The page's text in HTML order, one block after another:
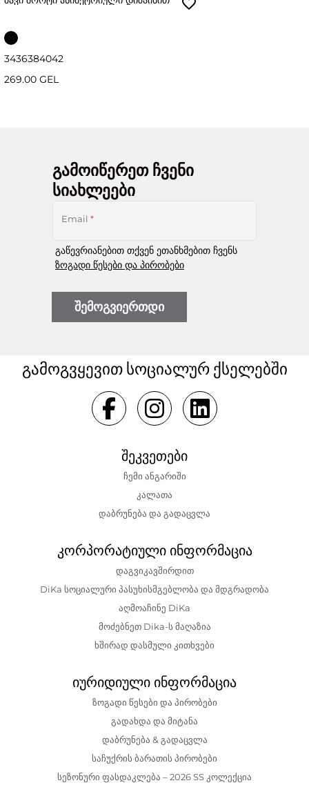
3436384042
269.00 GEL
გამოიწერეთ ჩვენი
სიახლეები
Email *
გაწევრიანებით თქვენ ეთანხმებით ჩვენს
ზოგადი წესები და პირობები
შემოგვიერთდი
გამოგვყევით სოციალურ ქსელებში
შეკვეთები
ჩემი ანგარიში
კალათა
დაბრუნება და გადაცვლა
კორპორატიული ინფორმაცია
დაგვიკავშირდით
DiKa სოციალური პასუხისმგებლობა და მდგრადობა
აღმოაჩინე DiKa
მოძებნეთ Dika-ს მაღაზია
ხშირად დასმული კითხვები
იურიდიული ინფორმაცია
ზოგადი წესები და პირობები
გადახდა და მიტანა
დაბრუნება & გადაცვლა
საჩუქრის ბარათის პირობები
სეზონური ფასდაკლება – 2026 SS კოლექცია